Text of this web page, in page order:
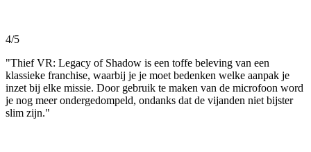
4/5
"Thief VR: Legacy of Shadow is een toffe beleving van een
klassieke franchise, waarbij je je moet bedenken welke aanpak je
inzet bij elke missie. Door gebruik te maken van de microfoon word
je nog meer ondergedompeld, ondanks dat de vijanden niet bijster
slim zijn."